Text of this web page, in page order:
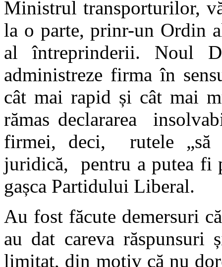
Ministrul transporturilor,
la o parte, prinr-un Ordin
al întreprinderii. Noul
administreze firma în
cât mai rapid și cât mai
rămas declararea
firmei, deci, rutele „să
juridică, pentru a putea fi
gașca Partidului Liberal.
Au fost făcute demersuri
au dat careva răspunsuri
limitat, din motiv că nu